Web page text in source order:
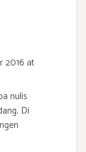
2016 at
nulis
Di